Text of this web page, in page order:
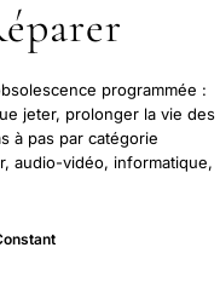
programmée :
jeter, prolonger la vie des
à pas par catégorie
audio-vidéo, informatique,